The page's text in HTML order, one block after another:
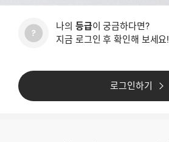
나의 등급이 궁금하다면?
지금 로그인 후 확인해 보세요!
로그인하기